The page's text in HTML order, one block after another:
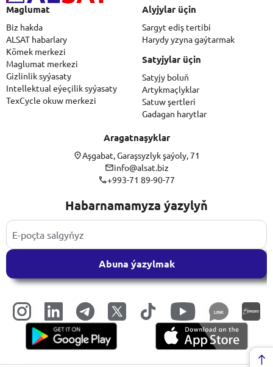
Maglumat
Biz hakda
ALSAT habarlary
Kömek merkezi
Maglumat merkezi
Gizlinlik syýasaty
Intellektual eýeçilik syýasaty
TexCycle okuw merkezi
Alyjylar üçin
Sargyt ediş tertibi
Harydy yzyna gaýtarmak
Satyjylar üçin
Satyjy boluň
Artykmaçlyklar
Satuw şertleri
Gadagan harytlar
Aragatnaşyklar
Aşgabat, Garaşsyzlyk şaýoly, 71
info@alsat.biz
+993-71 89-90-77
Habarnamamyza ýazylyň
Abuna ýazylmak
LINK